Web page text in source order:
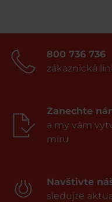
800 736 736
zákaznická
Zanechte
a my vám
míru
Navštivte
sledujte